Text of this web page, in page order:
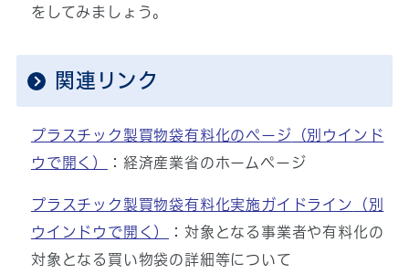
をしてみましょう。
関連リンク
プラスチック製買物袋有料化のページ （別ウインド
ウで開く）
：経済産業省のホームページ
プラスチック製買物袋有料化実施ガイドライン
（別
ウインドウで開く）
：対象となる事業者や有料化の
対象となる買い物袋の詳細等について